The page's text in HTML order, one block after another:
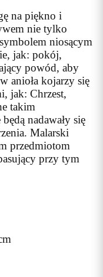
na piękno i
nie tylko
niosącym
jak: pokój,
powód, aby
anioła kojarzy się
jak: Chrzest,
takim
nadawały się
Malarski
przedmiotom
przy tym